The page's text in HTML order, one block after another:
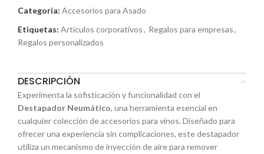
Categoría: Accesorios para Asado
Etiquetas: Artículos corporativos, Regalos para empresas,
Regalos personalizados
DESCRIPCIÓN
Experimenta la sofisticación y funcionalidad con el
Destapador Neumático, una herramienta esencial en
cualquier colección de accesorios para vinos. Diseñado para
ofrecer una experiencia sin complicaciones, este destapador
utiliza un mecanismo de inyección de aire para remover